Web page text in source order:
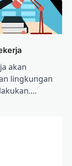
akan
lingkungan